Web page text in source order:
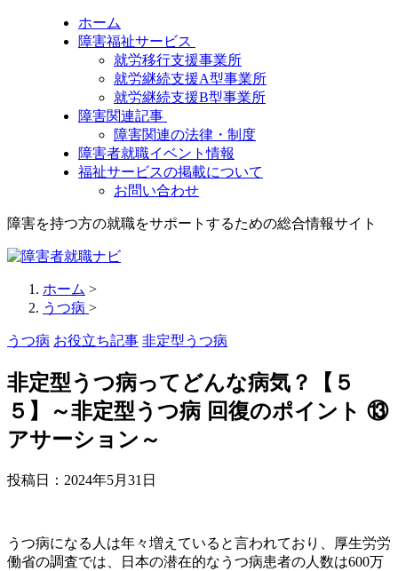
ホーム
障害福祉サービス
就労移行支援事業所
就労継続支援A型事業所
就労継続支援B型事業所
障害関連記事
障害関連の法律・制度
障害者就職イベント情報
福祉サービスの掲載について
お問い合わせ
障害を持つ方の就職をサポートするための総合情報サイト
ホーム >
うつ病 >
うつ病 お役立ち記事 非定型うつ病
非定型うつ病ってどんな病気？【５
５】～非定型うつ病 回復のポイント ⑬
アサーション～
投稿日： 2024年5月31日
うつ病になる人は年々増えていると言われており、厚生労労
働省の調査では、日本の潜在的なうつ病患者の人数は600万